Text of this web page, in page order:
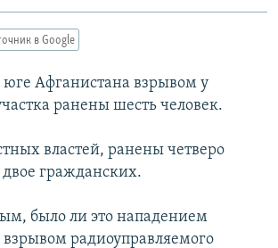
НА РАССЫЛКУ
в Google
юге Афганистана взрывом у
ранены шесть человек.
властей, ранены четверо
гражданских.
было ли это нападением
радиоуправляемого